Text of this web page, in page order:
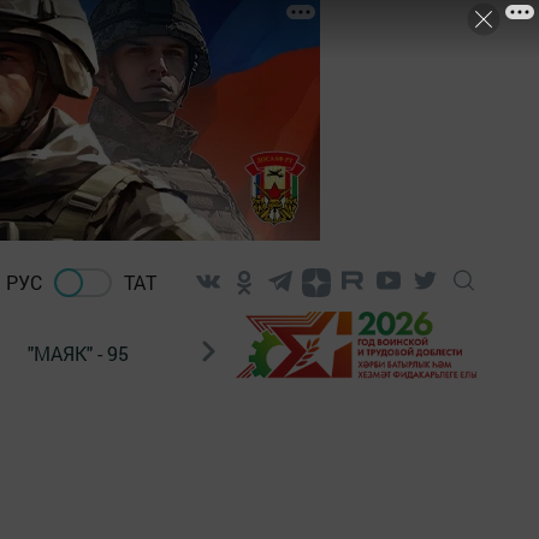
РУС ТАТ
"МАЯК" - 95 "ГУЛЬСТАН" НАШ ПОЧТАЛЬОН